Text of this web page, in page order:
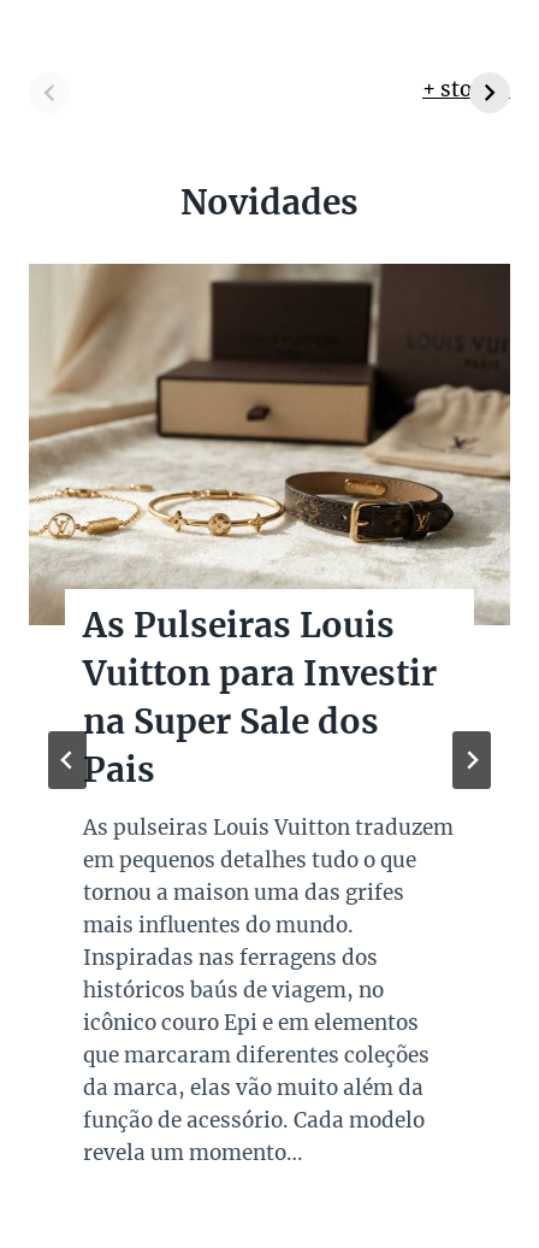
+ stories
Novidades
As Pulseiras Louis
Vuitton para Investir
na Super Sale dos
Pais
As pulseiras Louis Vuitton traduzem
em pequenos detalhes tudo o que
tornou a maison uma das grifes
mais influentes do mundo.
Inspiradas nas ferragens dos
históricos baús de viagem, no
icônico couro Epi e em elementos
que marcaram diferentes coleções
da marca, elas vão muito além da
função de acessório. Cada modelo
revela um momento…